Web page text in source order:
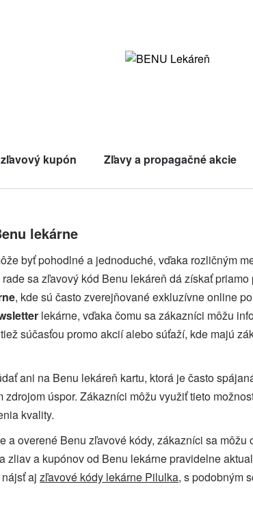
kupón Zľavy a propagačné akcie
lekárne
byť pohodlné a jednoduché, vďaka rozličným
sa zľavový kód Benu lekáreň dá získať priamo
, kde sú často zverejňované exkluzívne online
lekárne, vďaka čomu sa zákazníci môžu
súčasťou promo akcií alebo súťaží, kde majú
ani na Benu lekáreň kartu, ktorá je často
úspor. Zákazníci môžu využiť tieto
kvality.
a overené Benu zľavové kódy, zákazníci sa môžu
zliav a kupónov od Benu lekárne pravidelne
nájsť ajzľavové kódy lekárne Pilulka, s podobným